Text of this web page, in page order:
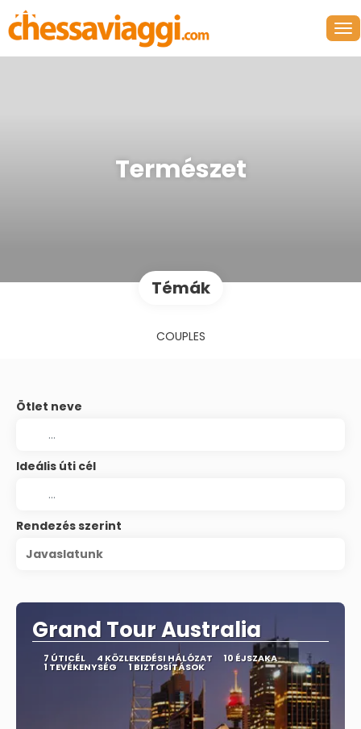
Természet
Témák
COUPLES
Ötlet neve
Ideális úti cél
Rendezés szerint
Javaslatunk
Grand Tour Australia
7 ÚTICÉL 4 KÖZLEKEDÉSI HÁLÓZAT 10 ÉJSZAKA
1 TEVÉKENYSÉG 1 BIZTOSÍTÁSOK